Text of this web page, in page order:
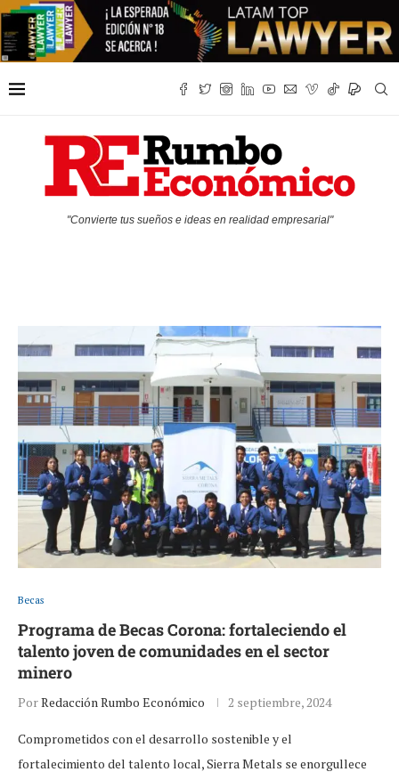
"Convierte tus sueños e ideas en realidad empresarial"
Becas
Programa de Becas Corona: fortaleciendo el
talento joven de comunidades en el sector
minero
PorRedacción Rumbo Económico 2 septiembre, 2024
Comprometidos con el desarrollo sostenible y el
fortalecimiento del talento local, Sierra Metals se enorgullece